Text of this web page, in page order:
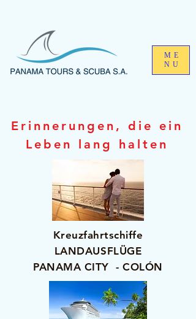
ME
NU
Erinnerungen, die ein
Leben lang halten
Kreuzfahrtschiffe
LANDAUSFLÜGE
PANAMA CITY - COLÓN